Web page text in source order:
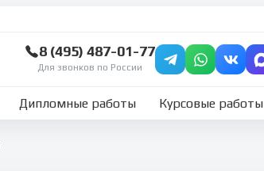
8 (495) 487-01-77
Для звонков по России
Дипломные работы Курсовые работы